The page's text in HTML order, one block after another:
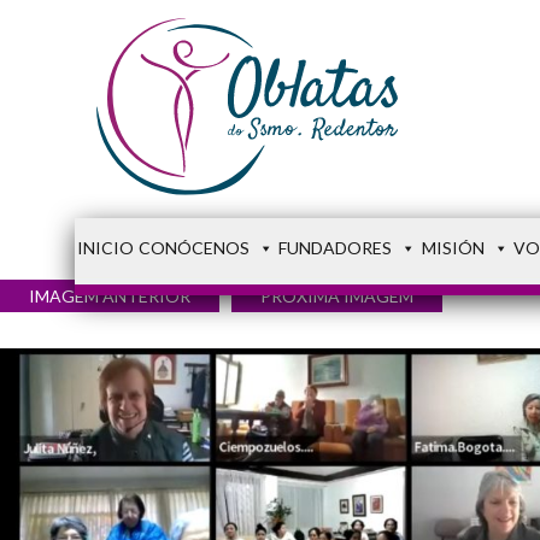
INICIO CONÓCENOS FUNDADORES MISIÓN
IMAGEM ANTERIOR PRÓXIMA IMAGEM